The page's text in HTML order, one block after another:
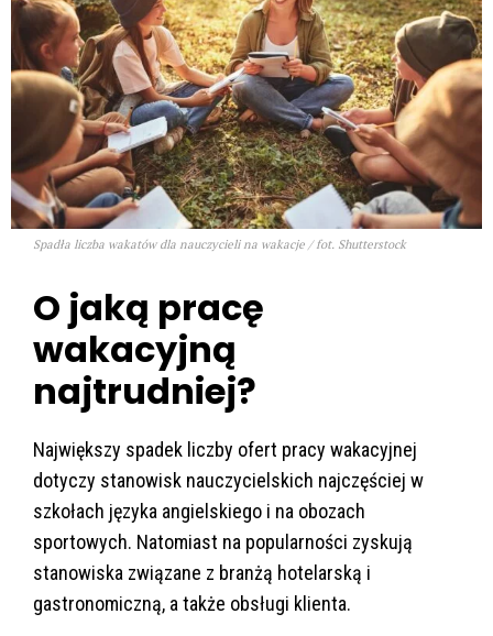
Spadła liczba wakatów dla nauczycieli na wakacje / fot. Shutterstock
O jaką pracę
wakacyjną
najtrudniej?
Największy spadek liczby ofert pracy wakacyjnej
dotyczy stanowisk nauczycielskich najczęściej w
szkołach języka angielskiego i na obozach
sportowych. Natomiast na popularności zyskują
stanowiska związane z branżą hotelarską i
gastronomiczną, a także obsługi klienta.